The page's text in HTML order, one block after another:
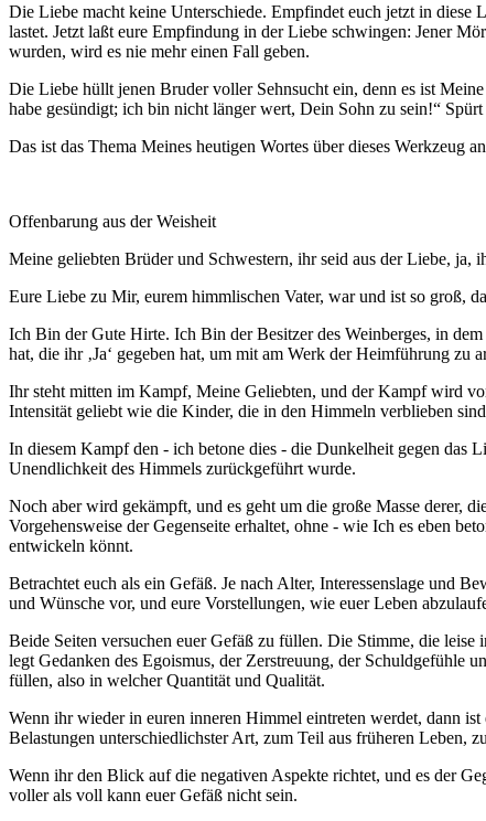
Die Liebe macht keine Unterschiede. Empfindet euch jetzt in diese
lastet. Jetzt laßt eure Empfindung in der Liebe schwingen: Jener
wurden, wird es nie mehr einen Fall geben.
Die Liebe hüllt jenen Bruder voller Sehnsucht ein, denn es ist
habe gesündigt; ich bin nicht länger wert, Dein Sohn zu sein!“
Das ist das Thema Meines heutigen Wortes über dieses Werkzeug
Offenbarung aus der Weisheit
Meine geliebten Brüder und Schwestern, ihr seid aus der Liebe, ja,
Eure Liebe zu Mir, eurem himmlischen Vater, war und ist so groß,
Ich Bin der Gute Hirte. Ich Bin der Besitzer des Weinberges, in
hat, die ihr ‚Ja‘ gegeben hat, um mit am Werk der Heimführung zu
Ihr steht mitten im Kampf, Meine Geliebten, und der Kampf wird
Intensität geliebt wie die Kinder, die in den Himmeln verblieben
In diesem Kampf den - ich betone dies - die Dunkelheit gegen das
Unendlichkeit des Himmels zurückgeführt wurde.
Noch aber wird gekämpft, und es geht um die große Masse derer,
Vorgehensweise der Gegenseite erhaltet, ohne - wie Ich es eben
entwickeln könnt.
Betrachtet euch als ein Gefäß. Je nach Alter, Interessenslage und
und Wünsche vor, und eure Vorstellungen, wie euer Leben
Beide Seiten versuchen euer Gefäß zu füllen. Die Stimme, die
legt Gedanken des Egoismus, der Zerstreuung, der Schuldgefühle
füllen, also in welcher Quantität und Qualität.
Wenn ihr wieder in euren inneren Himmel eintreten werdet, dann
Belastungen unterschiedlichster Art, zum Teil aus früheren Leben,
Wenn ihr den Blick auf die negativen Aspekte richtet, und es der
voller als voll kann euer Gefäß nicht sein.